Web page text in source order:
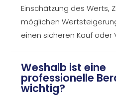
Einschätzung des Werts,
möglichen
einen sicheren Kauf oder
Weshalb ist eine
professionelle
wichtig?